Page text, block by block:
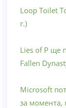
Loop Toilet
г.)
Lies of P ще
Fallen
Microsoft
за момента,